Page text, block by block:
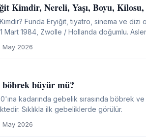
Kimdir, Nereli, Yaşı, Boyu,
Eryiğit, tiyatro, sinema ve dizi oyuncusudur. 53 kg ağırlığında ve
Mart 1984, Zwolle / Hollanda doğumlu.
Siyasal Bilgiler Fakültesi...
May 2026
büyür mü?
kadarında gebelik sırasında
Sıklıkla ilk gebeliklerde görülür.
May 2026